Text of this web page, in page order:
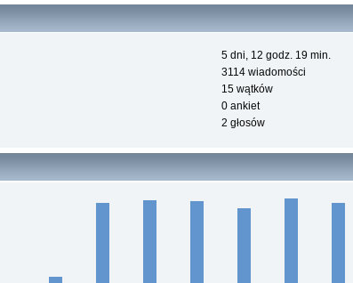
5 dni, 12 godz. 19 min.
3114 wiadomości
15 wątków
0 ankiet
2 głosów